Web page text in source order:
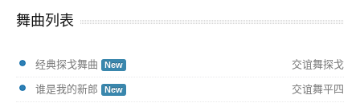
舞曲列表
经典探戈舞曲 New 交谊舞探戈
谁是我的新郎 New 交谊舞平四